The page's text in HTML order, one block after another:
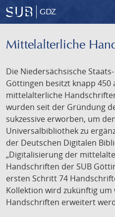
GDZ
Mittelalterliche
Die Niedersächsische
Göttingen besitzt knapp 450
mittelalterliche
wurden seit der Gründung
sukzessive erworben, um
Universalbibliothek zu
der Deutschen Digitalen
„Digitalisierung der
Handschriften der SUB
ersten Schritt 74
Kollektion wird zukünftig
Handschriften erweitert